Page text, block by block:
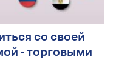
со своей
- торговыми